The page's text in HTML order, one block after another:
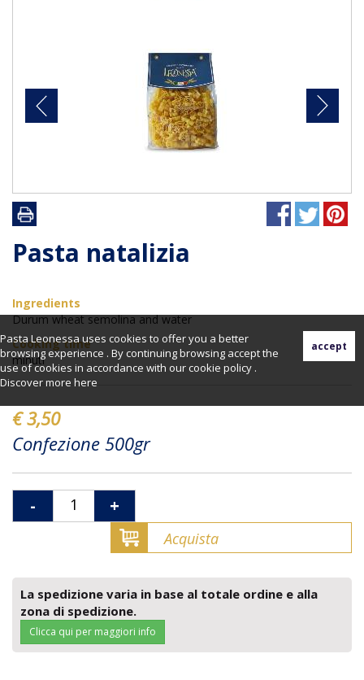
Pasta Leonessa uses cookies to offer you a better
browsing experience . By continuing browsing accept the
use of cookies in accordance with our cookie policy .
Discover more here
Pasta natalizia
Ingredients
Durum wheat semolina and water
Cooking time
minuti
€ 3,50
Confezione 500gr
- +
Acquista
La spedizione varia in base al totale ordine e alla
zona di spedizione.
Clicca qui per maggiori info